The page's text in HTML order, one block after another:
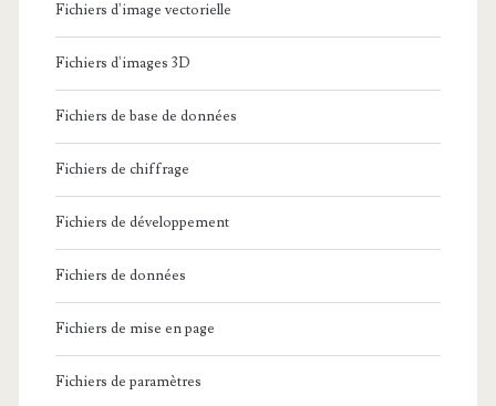
Fichiers d'image vectorielle
Fichiers d'images 3D
Fichiers de base de données
Fichiers de chiffrage
Fichiers de développement
Fichiers de données
Fichiers de mise en page
Fichiers de paramètres